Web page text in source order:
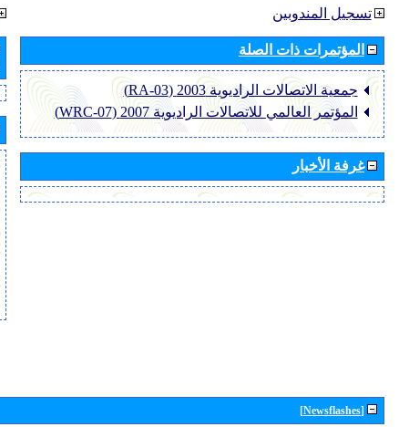
تسجيل المندوبين
المؤتمرات ذات الصلة
جمعية الاتصالات الراديوية 2003 (RA-03)
المؤتمر العالمي للاتصالات الراديوية 2007 (WRC-07)
غرفة الأخبار
[Newsflashes]